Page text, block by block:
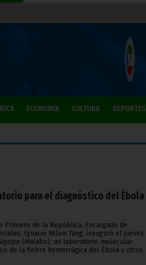
ECONOMÍA CULTURA DEPORTES
para el diagnóstico del Ébola
Primero de la República, Encargado de
Ignacio Milam Tang, inauguró el jueves
(Malabo), un laboratorio molecular
de la fiebre hemorrágica del Ébola y otros